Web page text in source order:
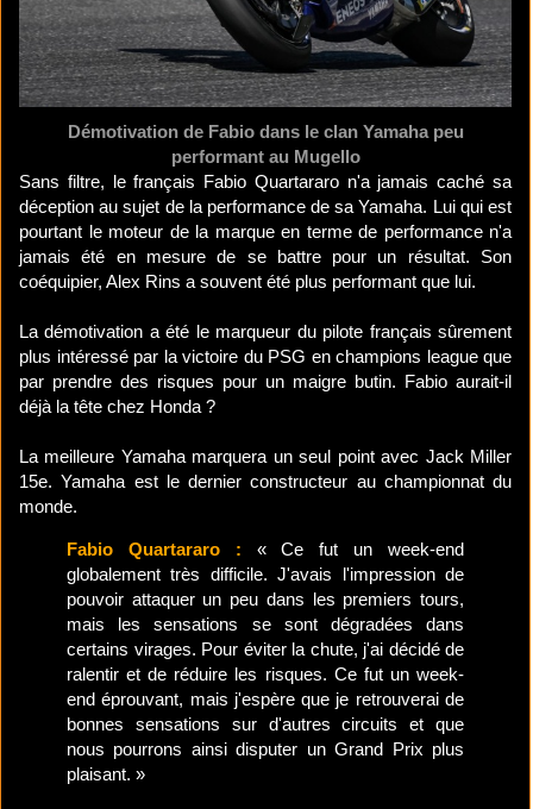
Démotivation de Fabio dans le clan Yamaha peu
performant au Mugello
Sans filtre, le français Fabio Quartararo n'a jamais caché sa
déception au sujet de la performance de sa Yamaha. Lui qui est
pourtant le moteur de la marque en terme de performance n'a
jamais été en mesure de se battre pour un résultat. Son
coéquipier, Alex Rins a souvent été plus performant que lui.
La démotivation a été le marqueur du pilote français sûrement
plus intéressé par la victoire du PSG en champions league que
par prendre des risques pour un maigre butin. Fabio aurait-il
déjà la tête chez Honda ?
La meilleure Yamaha marquera un seul point avec Jack Miller
15e. Yamaha est le dernier constructeur au championnat du
monde.
Fabio Quartararo : « Ce fut un week-end
globalement très difficile. J'avais l'impression de
pouvoir attaquer un peu dans les premiers tours,
mais les sensations se sont dégradées dans
certains virages. Pour éviter la chute, j'ai décidé de
ralentir et de réduire les risques. Ce fut un week-
end éprouvant, mais j'espère que je retrouverai de
bonnes sensations sur d'autres circuits et que
nous pourrons ainsi disputer un Grand Prix plus
plaisant. »